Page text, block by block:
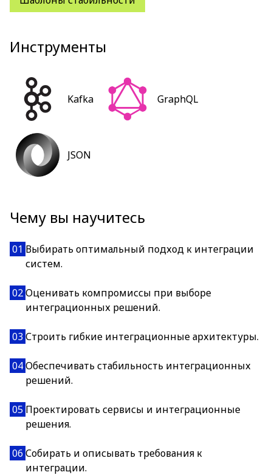
Инструменты
Kafka GraphQL
JSON
Чему вы научитесь
01 Выбирать оптимальный подход к интеграции
систем.
02Оценивать компромиссы при выборе
интеграционных решений.
03 Строить гибкие интеграционные архитектуры.
04Обеспечивать стабильность интеграционных
решений.
05 Проектировать сервисы и интеграционные
решения.
06 Собирать и описывать требования к
интеграции.